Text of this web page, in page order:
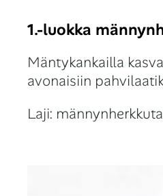
1.-luokka
Mäntykankailla
avonaisiin
Laji: